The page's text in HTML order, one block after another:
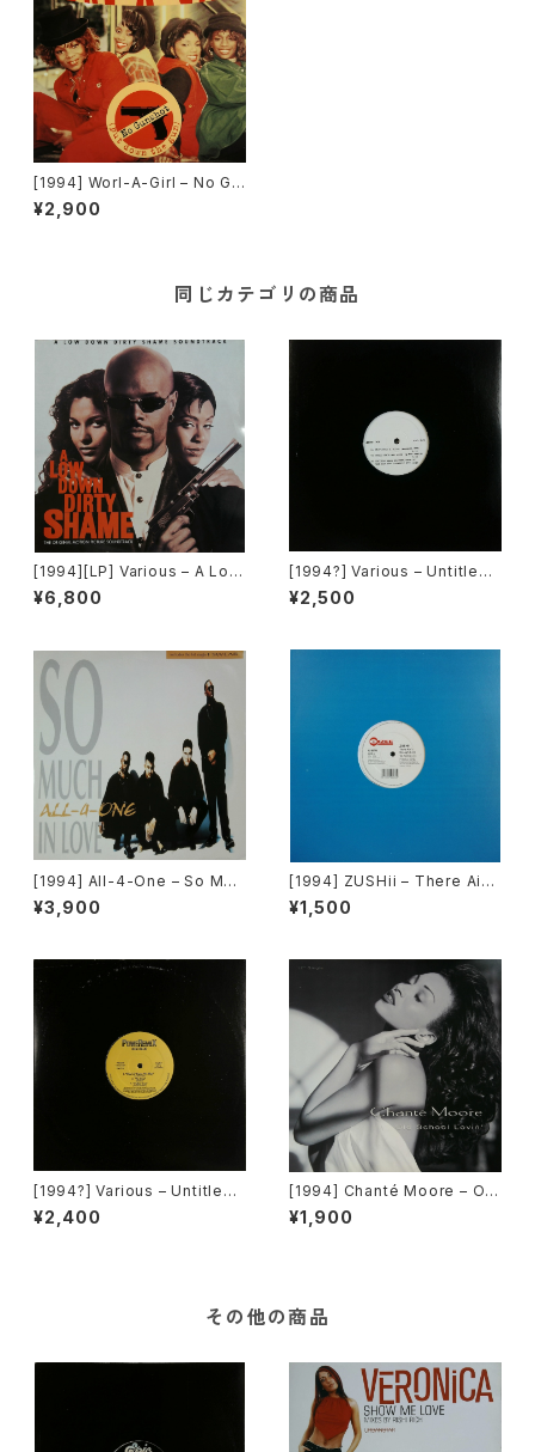
[1994] Worl-A-Girl – No Gu
nshot / X-Amount [Chaos R
ecordings]
¥2,900
同じカテゴリの商品
[1994][LP] Various – A Low
Down Dirty Shame (The Or
iginal Motion Picture Soun
¥6,800
[1994?] Various – Untitled
(Nas – Lifes A Bitch) [Not
On Label][PROMO]
¥2,500
[1994] All-4-One – So Muc
h In Love [Atlantic]
¥3,900
[1994] ZUSHii – There Ain't
Enough Love ('94 Remix) /
Surprise Surprise [E-Zee]
¥1,500
[1994?] Various – Untitled
(PM-669)[PoweRemix Rec
ords]
¥2,400
[1994] Chanté Moore – Old
School Lovin' [MCA Recor
ds]
¥1,900
その他の商品